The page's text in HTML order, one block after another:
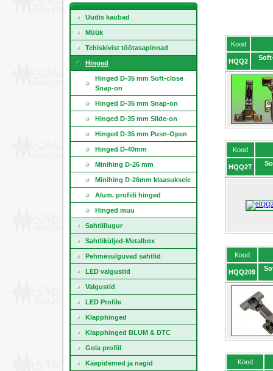
Uudis kaubad
Müük
Tehiskivist töötasapinnad
Hinged
Hinged D-35 mm Soft-close
Snap-on
Hinged D-35 mm Snap-on
Hinged D-35 mm Slide-on
Hinged D-35 mm Pusn-Open
Hinged D-40mm
Minihing D-26 mm
Minihing D-26mm klaasuksele
Alum. profiili hinged
Hinged muu
Sahtliliugur
Sahtliküljed-Metalbox
Pehmesulguvad sahtlid
LED valgustid
Valgustid
LED Profile
Klapphinged
Klapphinged BLUM & DTC
Gola profiil
Käepidemed ja nagid
Kood
HQQ2
Kood
HQQ2T
Kood
HQQ209
Kood